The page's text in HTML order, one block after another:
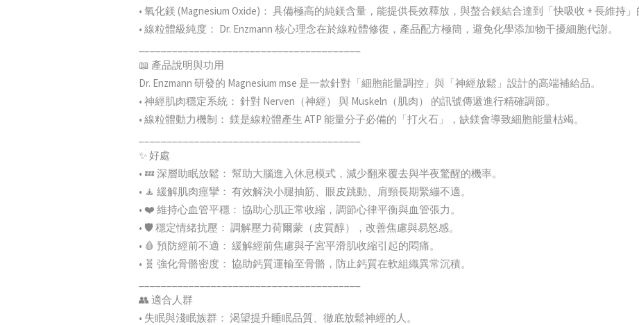
• 氧化鎂 (Magnesium Oxide)： 具備極高的純鎂含量，能提供長效釋放，與螯合鎂結合達到「快吸收 + 長維持」
• 線粒體級純度： Dr. Enzmann 核心理念在於線粒體修復，產品配方極簡，避免化學添加物干擾細胞代謝。
📖 產品說明與功用
Dr. Enzmann 研發的 Magnesium mse 是一款針對「細胞能量調控」與「神經放鬆」設計的高端補給品。
• 神經肌肉穩定系統： 針對 Nerven（神經） 與 Muskeln（肌肉） 的訊號傳遞進行精確調節。
• 線粒體動力機制： 鎂是線粒體產生 ATP 能量分子必備的「打火石」，缺鎂會導致細胞能量枯竭。
✨ 好處
• 💤 深層助眠放鬆： 幫助大腦進入休息模式，減少翻來覆去與半夜驚醒的機率。
• 🧘 緩解肌肉痙攣： 有效解決小腿抽筋、眼皮跳動、肩頸長期緊繃不適。
• ❤️ 維持心血管平穩： 協助心肌正常收縮，調節心律平衡與血管張力。
• 🛡️ 穩定情緒抗壓： 調解壓力荷爾蒙（皮質醇），改善焦慮與易怒感。
• 🩸 預防經前不適： 緩解經前焦慮與子宮平滑肌收縮引起的悶痛。
• 🧬 強化骨骼密度： 協助鈣質運輸至骨骼，防止鈣質在軟組織異常沉積。
👥 適合人群
• 失眠與淺眠族群： 渴望提升睡眠品質、徹底放鬆神經的人。